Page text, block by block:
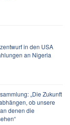
in den USA
an Nigeria
„Die Zukunft
ob unsere
denen die